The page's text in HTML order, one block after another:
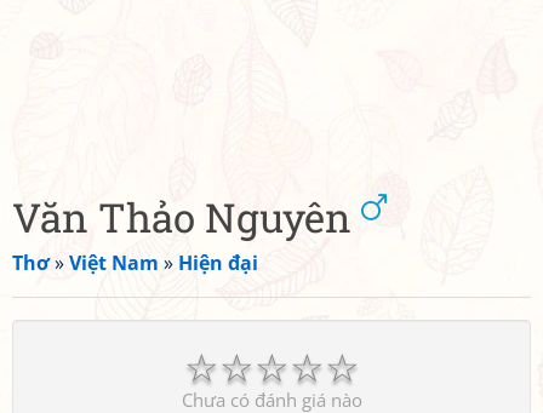
Văn Thảo Nguyên
Thơ»Việt Nam » Hiện đại
☆
☆
☆
☆
☆
Chưa có đánh giá nào